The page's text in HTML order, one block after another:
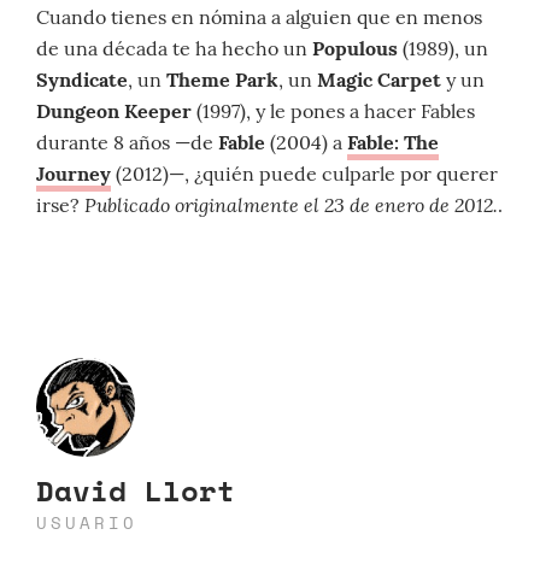
Cuando tienes en nómina a alguien que en menos
de una década te ha hecho un Populous (1989), un
Syndicate, un Theme Park, un Magic Carpet y un
Dungeon Keeper (1997), y le pones a hacer Fables
durante 8 años —de Fable (2004) a Fable: The
Journey (2012)—, ¿quién puede culparle por querer
irse? Publicado originalmente el 23 de enero de 2012..
David Llort
USUARIO